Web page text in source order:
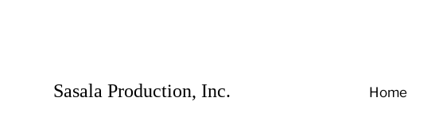
Sasala Production, Inc. Home